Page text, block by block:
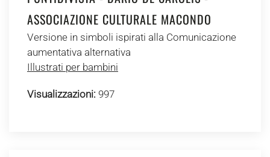
ASSOCIAZIONE CULTURALE MACONDO
Versione in simboli ispirati alla Comunicazione
aumentativa alternativa
Illustrati per bambini
Visualizzazioni: 997